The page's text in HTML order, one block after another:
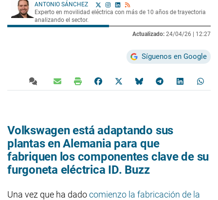
ANTONIO SÁNCHEZ
Experto en movilidad eléctrica con más de 10 años de trayectoria
analizando el sector.
Actualizado: 24/04/26 | 12:27
Síguenos en Google
Volkswagen está adaptando sus
plantas en Alemania para que
fabriquen los componentes clave de su
furgoneta eléctrica ID. Buzz
Una vez que ha dadocomienzo la fabricación de la